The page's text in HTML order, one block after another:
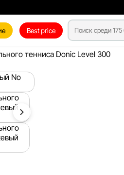
Best price
тенниса Donic Level 300